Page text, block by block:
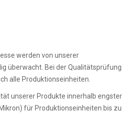
werden von unserer
überwacht. Bei der Qualitätsprüfung
alle Produktionseinheiten.
unserer Produkte innerhalb engster
für Produktionseinheiten bis zu